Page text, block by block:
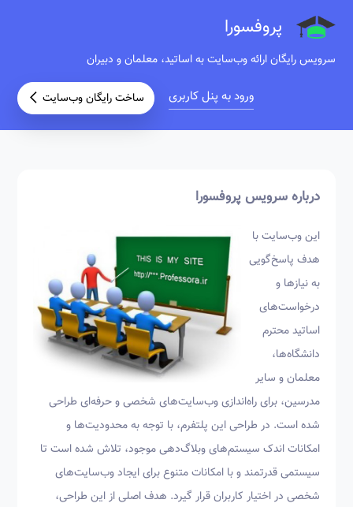
پروفسورا
سرویس رایگان ارائه وب‌سایت به اساتید، معلمان و دبیران
ساخت رایگان وب‌سایت ورود به پنل کاربری
درباره سرویس پروفسورا
این وب‌سایت با
هدف پاسخ‌گویی
به نیازها و
درخواست‌های
اساتید محترم
دانشگاه‌ها،
معلمان و سایر
مدرسین، برای راه‌اندازی وب‌سایت‌های شخصی و حرفه‌ای طراحی
شده است. در طراحی این پلتفرم، با توجه به محدودیت‌ها و
امکانات اندک سیستم‌های وبلاگ‌دهی موجود، تلاش شده است تا
سیستمی قدرتمند و با امکانات متنوع برای ایجاد وب‌سایت‌های
شخصی در اختیار کاربران قرار گیرد. هدف اصلی از این طراحی،